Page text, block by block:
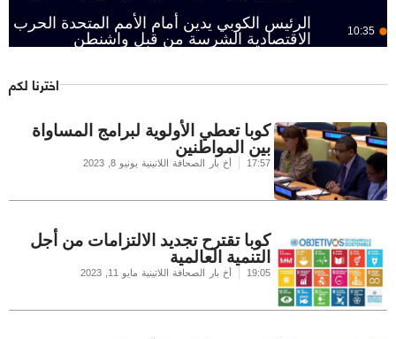
10:35
الرئيس الكوبي يدين أمام الأمم المتحدة الحرب
الاقتصادية الشرسة من قبل واشنطن
اخترنا لكم
كوبا تعطي الأولوية لبرامج المساواة
بين المواطنين
17:57 أخ بار الصحافة اللاتينية يونيو 8, 2023
كوبا تقترح تجديد الالتزامات من أجل
التنمية العالمية
19:05 أخ بار الصحافة اللاتينية مايو 11, 2023